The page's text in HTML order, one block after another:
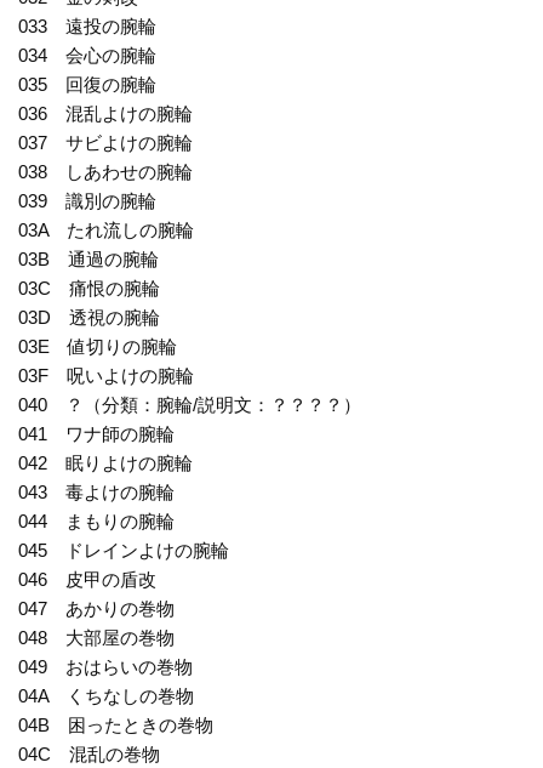
033 遠投の腕輪
034 会心の腕輪
035 回復の腕輪
036 混乱よけの腕輪
037 サビよけの腕輪
038 しあわせの腕輪
039 識別の腕輪
03A たれ流しの腕輪
03B 通過の腕輪
03C 痛恨の腕輪
03D 透視の腕輪
03E 値切りの腕輪
03F 呪いよけの腕輪
040 ？（分類：腕輪/説明文：？？？？）
041 ワナ師の腕輪
042 眠りよけの腕輪
043 毒よけの腕輪
044 まもりの腕輪
045 ドレインよけの腕輪
046 皮甲の盾改
047 あかりの巻物
048 大部屋の巻物
049 おはらいの巻物
04A くちなしの巻物
04B 困ったときの巻物
04C 混乱の巻物